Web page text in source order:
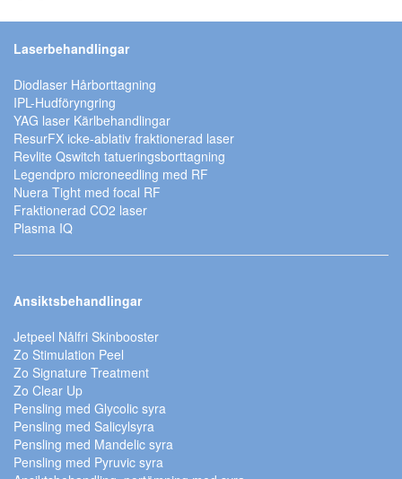
Laserbehandlingar
Diodlaser Hårborttagning
IPL-Hudföryngring
YAG laser Kärlbehandlingar
ResurFX icke-ablativ fraktionerad laser
Revlite Qswitch tatueringsborttagning
Legendpro microneedling med RF
Nuera Tight med focal RF
Fraktionerad CO2 laser
Plasma IQ
Ansiktsbehandlingar
Jetpeel Nålfri Skinbooster
Zo Stimulation Peel
Zo Signature Treatment
Zo Clear Up
Pensling med Glycolic syra
Pensling med Salicylsyra
Pensling med Mandelic syra
Pensling med Pyruvic syra